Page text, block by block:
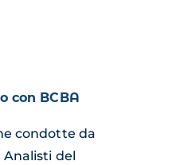
con BCBA
condotte da
del